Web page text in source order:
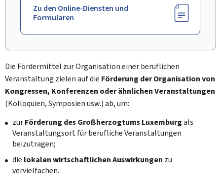
Zu den Online-Diensten und
Formularen
Die Fördermittel zur Organisation einer beruflichen
Veranstaltung zielen auf die Förderung der Organisation von
Kongressen, Konferenzen oder ähnlichen Veranstaltungen
(Kolloquien, Symposien usw.) ab, um:
zurFörderung des Großherzogtums Luxemburgals
Veranstaltungsort für berufliche Veranstaltungen
beizutragen;
die lokalen wirtschaftlichen Auswirkungen zu
vervielfachen.